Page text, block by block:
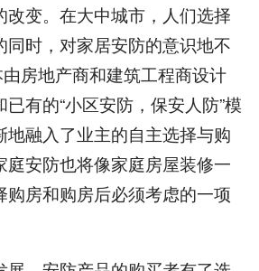
改变。在大中城市，人们选择
同时，对家居安防的意识地不
房地产商和建筑工程商设计
有的“小区安防，保安人防”模
地融入了业主的自主选择与购
庭安防也将像家庭房屋装修一
购房和购房后必须考虑的一项